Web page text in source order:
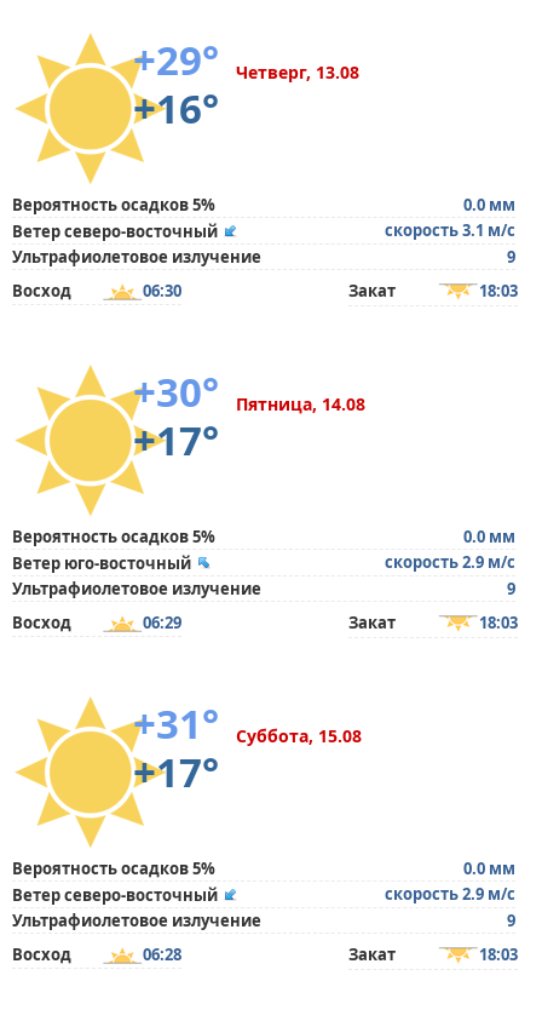
+29°
+16°
Четверг, 13.08
Вероятность осадков 5%
0.0 мм
Ветер северо-восточный
скорость 3.1 м/с
Ультрафиолетовое излучение
9
Восход
06:30 Закат 18:03
+30°
+17°
Пятница, 14.08
Вероятность осадков 5%
0.0 мм
Ветер юго-восточный
скорость 2.9 м/с
Ультрафиолетовое излучение
9
Восход
06:29 Закат 18:03
+31°
+17°
Суббота, 15.08
Вероятность осадков 5%
0.0 мм
Ветер северо-восточный
скорость 2.9 м/с
Ультрафиолетовое излучение
9
Восход
06:28 Закат 18:03